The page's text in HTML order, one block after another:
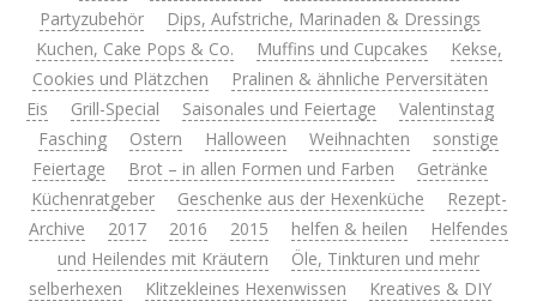
Partyzubehör
Dips, Aufstriche, Marinaden & Dressings
Kuchen, Cake Pops & Co.
Muffins und Cupcakes
Kekse,
Cookies und Plätzchen
Pralinen & ähnliche Perversitäten
Eis
Grill-Special Saisonales und Feiertage
Valentinstag
Fasching
Ostern Halloween Weihnachten
sonstige
Feiertage
Brot – in allen Formen und Farben
Getränke
Küchenratgeber
Geschenke aus der Hexenküche
Rezept-
Archive
2017 2016 2015 helfen & heilen
Helfendes
und Heilendes mit Kräutern
Öle, Tinkturen und mehr
selberhexen
Klitzekleines Hexenwissen
Kreatives & DIY